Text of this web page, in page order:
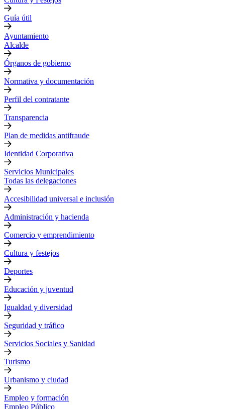
Guía útil
Ayuntamiento
Alcalde
Órganos de gobierno
Normativa y documentación
Perfil del contratante
Transparencia
Plan de medidas antifraude
Identidad Corporativa
Servicios Municipales
Todas las delegaciones
Accesibilidad universal e inclusión
Administración y hacienda
Comercio y emprendimiento
Cultura y festejos
Deportes
Educación y juventud
Igualdad y diversidad
Seguridad y tráfico
Servicios Sociales y Sanidad
Turismo
Urbanismo y ciudad
Empleo y formación
Empleo Público